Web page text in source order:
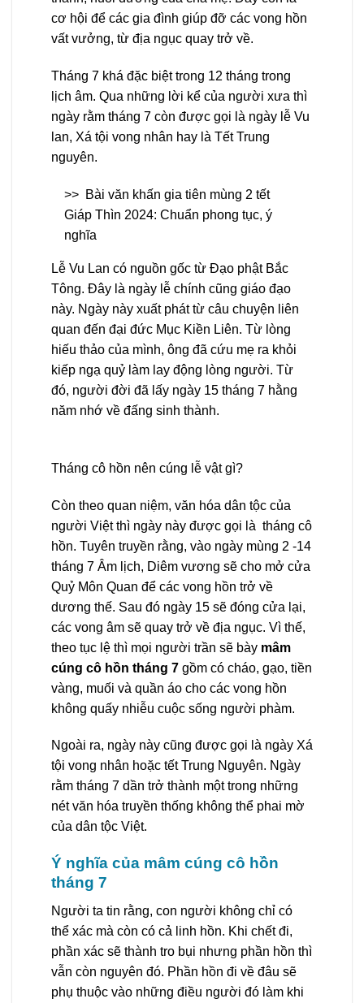
cơ hội để các gia đình giúp đỡ các vong hồn
vất vưởng, từ địa ngục quay trở về.
Tháng 7 khá đặc biệt trong 12 tháng trong
lịch âm. Qua những lời kể của người xưa thì
ngày rằm tháng 7 còn được gọi là ngày lễ Vu
lan, Xá tội vong nhân hay là Tết Trung
nguyên.
>> Bài văn khấn gia tiên mùng 2 tết
Giáp Thìn 2024: Chuẩn phong tục, ý
nghĩa
Lễ Vu Lan có nguồn gốc từ Đạo phật Bắc
Tông. Đây là ngày lễ chính cũng giáo đạo
này. Ngày này xuất phát từ câu chuyện liên
quan đến đại đức Mục Kiền Liên. Từ lòng
hiếu thảo của mình, ông đã cứu mẹ ra khỏi
kiếp ngạ quỷ làm lay động lòng người. Từ
đó, người đời đã lấy ngày 15 tháng 7 hằng
năm nhớ về đấng sinh thành.
Tháng cô hồn nên cúng lễ vật gì?
Còn theo quan niệm, văn hóa dân tộc của
người Việt thì ngày này được gọi là tháng cô
hồn. Tuyên truyền rằng, vào ngày mùng 2 -14
tháng 7 Âm lịch, Diêm vương sẽ cho mở cửa
Quỷ Môn Quan để các vong hồn trở về
dương thế. Sau đó ngày 15 sẽ đóng cửa lại,
các vong âm sẽ quay trở về địa ngục. Vì thế,
theo tục lệ thì mọi người trần sẽ bày mâm
cúng cô hồn tháng 7 gồm có cháo, gạo, tiền
vàng, muối và quần áo cho các vong hồn
không quấy nhiễu cuộc sống người phàm.
Ngoài ra, ngày này cũng được gọi là ngày Xá
tội vong nhân hoặc tết Trung Nguyên. Ngày
rằm tháng 7 dần trở thành một trong những
nét văn hóa truyền thống không thể phai mờ
của dân tộc Việt.
Ý nghĩa của mâm cúng cô hồn
tháng 7
Người ta tin rằng, con người không chỉ có
thể xác mà còn có cả linh hồn. Khi chết đi,
phần xác sẽ thành tro bụi nhưng phần hồn thì
vẫn còn nguyên đó. Phần hồn đi về đâu sẽ
phụ thuộc vào những điều người đó làm khi